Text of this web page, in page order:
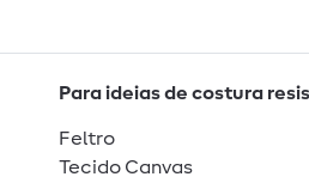
Para ideias de costura
Feltro
Tecido Canvas